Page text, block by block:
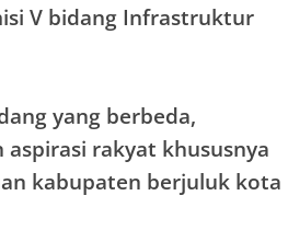
V bidang Infrastruktur
yang berbeda,
rakyat khususnya
kabupaten berjuluk kota